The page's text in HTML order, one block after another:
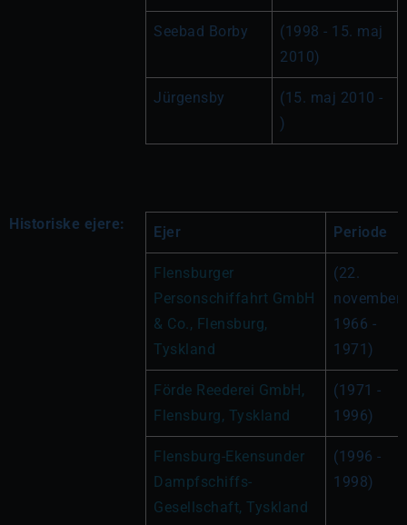
Seebad Borby
(1998 - 15. maj
2010)
Jürgensby
(15. maj 2010 -
)
Historiske ejere: Ejer Periode
Flensburger
Personschiffahrt GmbH
& Co., Flensburg,
Tyskland
(22.
november
1966 -
1971)
Förde Reederei GmbH,
Flensburg, Tyskland
(1971 -
1996)
Flensburg-Ekensunder
Dampfschiffs-
Gesellschaft, Tyskland
(1996 -
1998)